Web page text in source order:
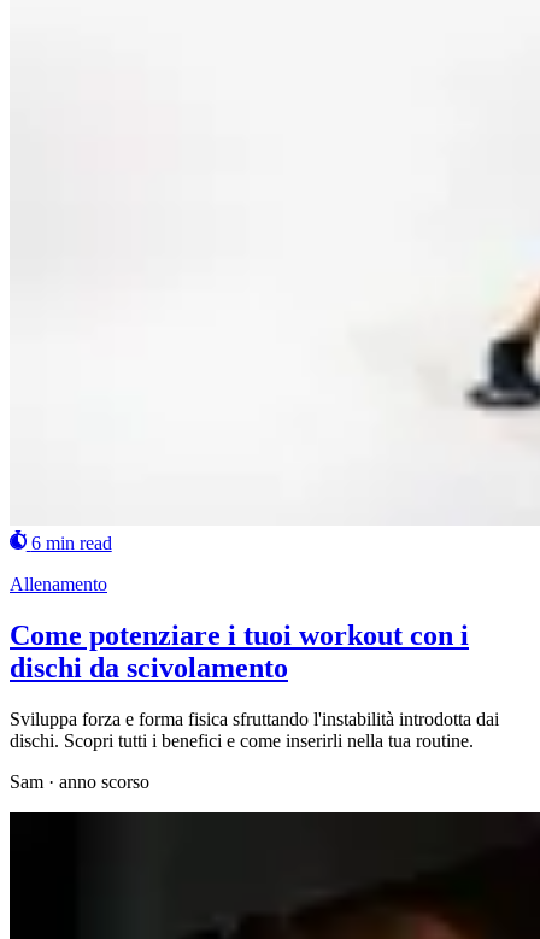
6 min read
Allenamento
Come potenziare i tuoi workout con i
dischi da scivolamento
Sviluppa forza e forma fisica sfruttando l'instabilità introdotta dai
dischi. Scopri tutti i benefici e come inserirli nella tua routine.
Sam · anno scorso